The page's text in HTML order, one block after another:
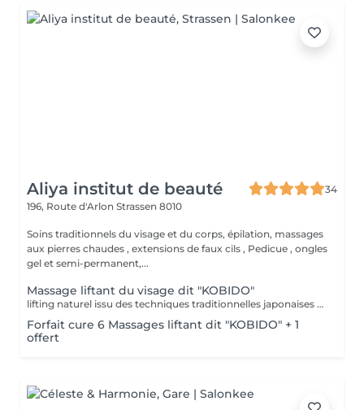
Aliya institut de beauté
34
196, Route d'Arlon Strassen 8010
Soins traditionnels du visage et du corps, épilation, massages
aux pierres chaudes , extensions de faux cils , Pedicue , ongles
gel et semi-permanent,...
Massage liftant du visage dit "KOBIDO"
lifting naturel issu des techniques traditionnelles japonaises -massage profond des muscles du visage, drainage lymphatique, acupression. Effets: -Raffermie § tonifie -Améliore la circulation sanguine -Donne l'éclat à la peau A faire seul, en cure ou en supplément dans un soin visage
Forfait cure 6 Massages liftant dit "KOBIDO" + 1
offert